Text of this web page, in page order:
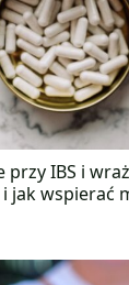
przy IBS i
jak wspierać